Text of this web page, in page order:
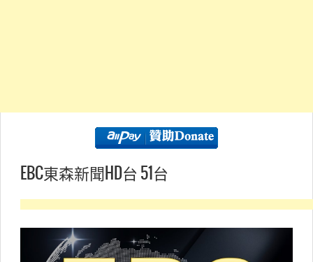
EBC東森新聞HD台 51台